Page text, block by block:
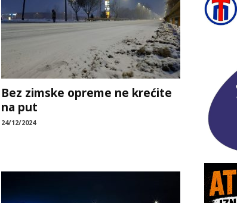
Bez zimske opreme ne krećite
na put
24/12/2024